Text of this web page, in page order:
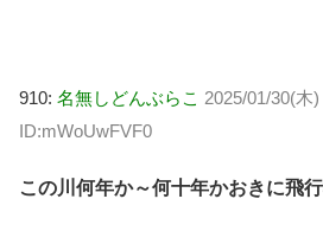
910: 名無しどんぶらこ 2025/01/30(木
ID:mWoUwFVF0
この川何年か～何十年かおきに飛